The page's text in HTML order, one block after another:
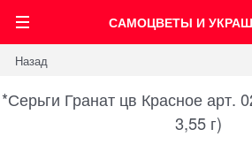
САМОЦВЕТЫ И
Назад
*Серьги Гранат цв Красное арт.
3,55 г)